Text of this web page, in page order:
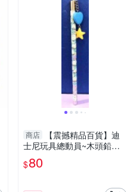
商店
【震撼精品百貨】迪
士尼玩具總動員~木頭鉛筆~
三眼怪垂吊吊飾#36713
$80